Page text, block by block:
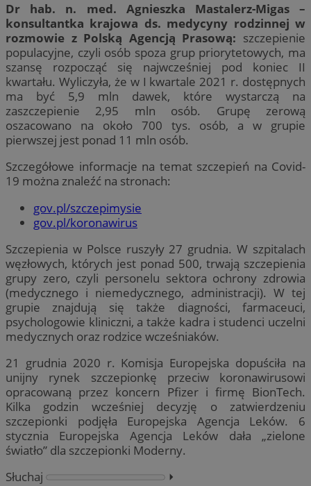
Dr hab. n. med. Agnieszka Mastalerz-Migas –
konsultantka krajowa ds. medycyny rodzinnej w
rozmowie z Polską Agencją Prasową: szczepienie
populacyjne, czyli osób spoza grup priorytetowych, ma
szansę rozpocząć się najwcześniej pod koniec II
kwartału. Wyliczyła, że w I kwartale 2021 r. dostępnych
ma być 5,9 mln dawek, które wystarczą na
zaszczepienie 2,95 mln osób. Grupę zerową
oszacowano na około 700 tys. osób, a w grupie
pierwszej jest ponad 11 mln osób.
Szczegółowe informacje na temat szczepień na Covid-
19 można znaleźć na stronach:
gov.pl/szczepimysie
gov.pl/koronawirus
Szczepienia w Polsce ruszyły 27 grudnia. W szpitalach
węzłowych, których jest ponad 500, trwają szczepienia
grupy zero, czyli personelu sektora ochrony zdrowia
(medycznego i niemedycznego, administracji). W tej
grupie znajdują się także diagności, farmaceuci,
psychologowie kliniczni, a także kadra i studenci uczelni
medycznych oraz rodzice wcześniaków.
21 grudnia 2020 r. Komisja Europejska dopuściła na
unijny rynek szczepionkę przeciw koronawirusowi
opracowaną przez koncern Pfizer i firmę BionTech.
Kilka godzin wcześniej decyzję o zatwierdzeniu
szczepionki podjęła Europejska Agencja Leków. 6
stycznia Europejska Agencja Leków dała „zielone
światło” dla szczepionki Moderny.
Słuchaj
⏵︎